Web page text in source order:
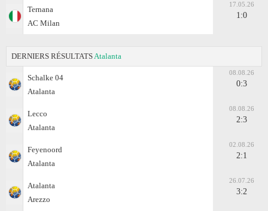
Ternana
AC Milan
17.05.26
1:0
DERNIERS RÉSULTATS Atalanta
Schalke 04
Atalanta
08.08.26
0:3
Lecco
Atalanta
08.08.26
2:3
Feyenoord
Atalanta
02.08.26
2:1
Atalanta
Arezzo
26.07.26
3:2